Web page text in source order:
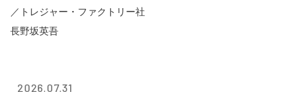
2026.07.31